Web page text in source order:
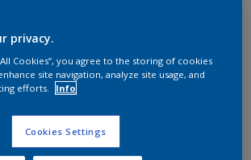
privacy.
Cookies”, you agree to the storing of cookies
site navigation, analyze site usage, and
efforts.
Info
Cookies Settings